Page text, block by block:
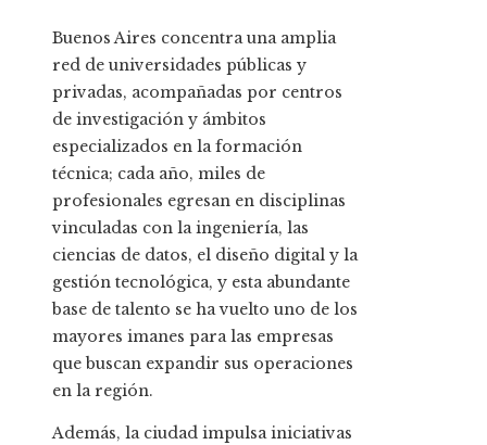
Buenos Aires concentra una amplia
red de universidades públicas y
privadas, acompañadas por centros
de investigación y ámbitos
especializados en la formación
técnica; cada año, miles de
profesionales egresan en disciplinas
vinculadas con la ingeniería, las
ciencias de datos, el diseño digital y la
gestión tecnológica, y esta abundante
base de talento se ha vuelto uno de los
mayores imanes para las empresas
que buscan expandir sus operaciones
en la región.
Además, la ciudad impulsa iniciativas